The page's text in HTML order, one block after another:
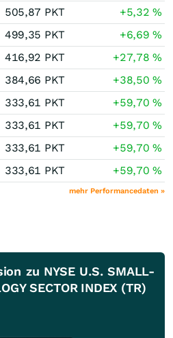
505,87 PKT +5,32%
499,35 PKT +6,69%
416,92 PKT +27,78%
384,66 PKT +38,50%
333,61 PKT +59,70%
333,61 PKT +59,70%
333,61 PKT +59,70%
333,61 PKT +59,70%
mehr Performancedaten »
zu NYSE U.S. SMALL-
SECTOR INDEX (TR)